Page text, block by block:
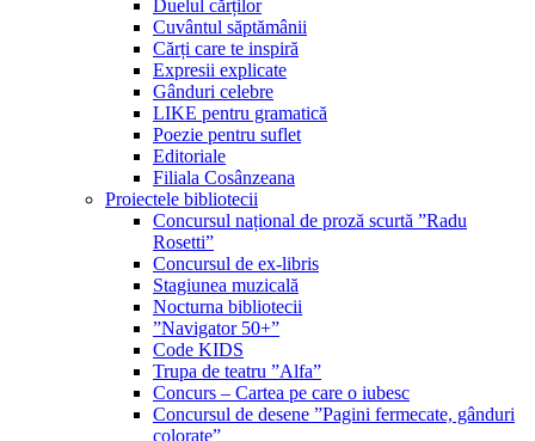
Duelul cărților
Cuvântul săptămânii
Cărți care te inspiră
Expresii explicate
Gânduri celebre
LIKE pentru gramatică
Poezie pentru suflet
Editoriale
Filiala Cosânzeana
Proiectele bibliotecii
Concursul național de proză scurtă ”Radu
Rosetti”
Concursul de ex-libris
Stagiunea muzicală
Nocturna bibliotecii
”Navigator 50+”
Code KIDS
Trupa de teatru ”Alfa”
Concurs – Cartea pe care o iubesc
Concursul de desene ”Pagini fermecate, gânduri
colorate”